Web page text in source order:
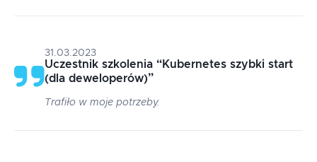
31.03.2023
Uczestnik szkolenia “Kubernetes szybki start
(dla deweloperów)”
Trafiło w moje potrzeby.